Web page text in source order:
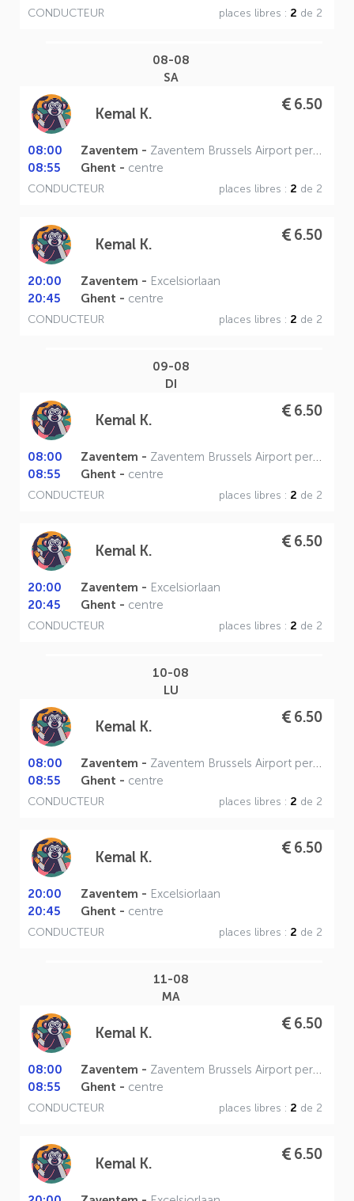
CONDUCTEUR places libres : 2 de 2
08-08
SA
Kemal K.
6.50
08:00 Zaventem - Zaventem Brussels Airport perron A
08:55
Ghent - centre
CONDUCTEUR places libres : 2 de 2
Kemal K.
6.50
20:00 Zaventem - Excelsiorlaan
20:45
Ghent - centre
CONDUCTEUR places libres : 2 de 2
09-08
DI
Kemal K.
6.50
08:00 Zaventem - Zaventem Brussels Airport perron A
08:55
Ghent - centre
CONDUCTEUR places libres : 2 de 2
Kemal K.
6.50
20:00 Zaventem - Excelsiorlaan
20:45
Ghent - centre
CONDUCTEUR places libres : 2 de 2
10-08
LU
Kemal K.
6.50
08:00 Zaventem - Zaventem Brussels Airport perron A
08:55
Ghent - centre
CONDUCTEUR places libres : 2 de 2
Kemal K.
6.50
20:00 Zaventem - Excelsiorlaan
20:45
Ghent - centre
CONDUCTEUR places libres : 2 de 2
11-08
MA
Kemal K.
6.50
08:00 Zaventem - Zaventem Brussels Airport perron A
08:55
Ghent - centre
CONDUCTEUR places libres : 2 de 2
Kemal K.
6.50